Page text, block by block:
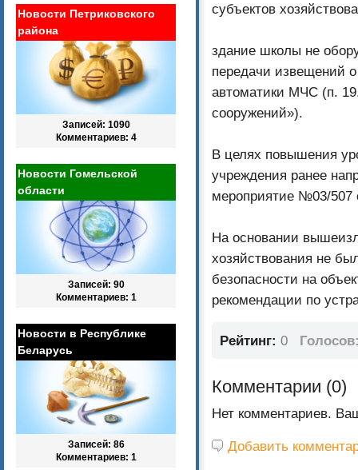
субъектов
здание школы не
передачи извещений
автоматики МЧС (п.
сооружений»).
В целях повышения
учреждения ранее
мероприятие №03/507
На основании
хозяйствования не
безопасности на
рекомендации по
Рейтинг: 0
Комментарии (0)
Нет комментариев.
Добавить
Новости Петриковского
района
Записей: 1090
Комментариев: 4
Новости Гомельской
области
Записей: 90
Комментариев: 1
Новости в Республике
Беларусь
Записей: 86
Комментариев: 1